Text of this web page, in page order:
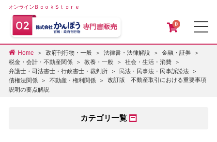
オンラインＢｏｏｋＳｔｏｒｅ
0
Home 政府刊行物・一般 法律書・法律解説
金融・証券
税金・会計・不動産関係
教養・一般
社会・生活・消費
弁護士・司法書士・行政書士・裁判所
民法・民事法・民事訴訟法
債権法関係
不動産・権利関係
改訂版 不動産取引における重要事項
説明の要点解説
カテゴリ一覧